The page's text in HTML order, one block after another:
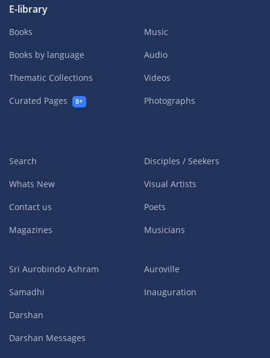
E-library
Books
Books by language
Thematic Collections
Curated Pages
8+
Music
Audio
Videos
Photographs
Search
Whats New
Contact us
Magazines
Disciples / Seekers
Visual Artists
Poets
Musicians
Sri Aurobindo Ashram
Samadhi
Darshan
Darshan Messages
Auroville
Inauguration